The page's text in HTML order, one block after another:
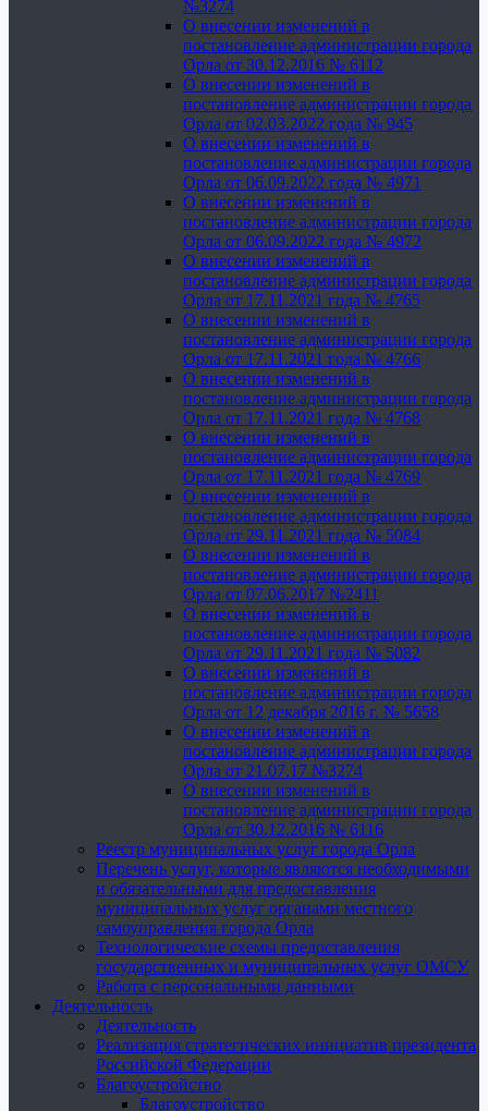
№3274
О внесении изменений в
постановление администрации города
Орла от 30.12.2016 № 6112
О внесении изменений в
постановление администрации города
Орла от 02.03.2022 года № 945
О внесении изменений в
постановление администрации города
Орла от 06.09.2022 года № 4971
О внесении изменений в
постановление администрации города
Орла от 06.09.2022 года № 4972
О внесении изменений в
постановление администрации города
Орла от 17.11.2021 года № 4765
О внесении изменений в
постановление администрации города
Орла от 17.11.2021 года № 4766
О внесении изменений в
постановление администрации города
Орла от 17.11.2021 года № 4768
О внесении изменений в
постановление администрации города
Орла от 17.11.2021 года № 4769
О внесении изменений в
постановление администрации города
Орла от 29.11.2021 года № 5084
О внесении изменений в
постановление администрации города
Орла от 07.06.2017 №2411
О внесении изменений в
постановление администрации города
Орла от 29.11.2021 года № 5082
О внесении изменений в
постановление администрации города
Орла от 12 декабря 2016 г. № 5658
О внесении изменений в
постановление администрации города
Орла от 21.07.17 №3274
О внесении изменений в
постановление администрации города
Орла от 30.12.2016 № 6116
Реестр муниципальных услуг города Орла
Перечень услуг, которые являются необходимыми
и обязательными для предоставления
муниципальных услуг органами местного
самоуправления города Орла
Технологические схемы предоставления
государственных и муниципальных услуг ОМСУ
Работа с персональными данными
Деятельность
Деятельность
Реализация стратегических инициатив президента
Российской Федерации
Благоустройство
Благоустройство